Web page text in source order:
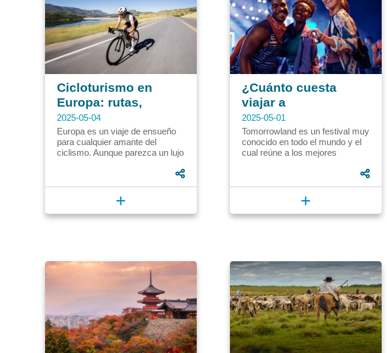
Cicloturismo en
Europa: rutas,
consejos y
presupuesto
2025-05-04
Europa es un viaje de ensueño
para cualquier amante del
ciclismo. Aunque parezca un lujo
+
¿Cuánto cuesta
viajar a
Tomorrowland
Bélgica 2025?
2025-05-01
Tomorrowland es un festival muy
conocido en todo el mundo y el
cual reúne a los mejores
Bélgica,...
+